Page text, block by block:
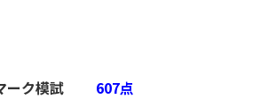
ーク模試
607点